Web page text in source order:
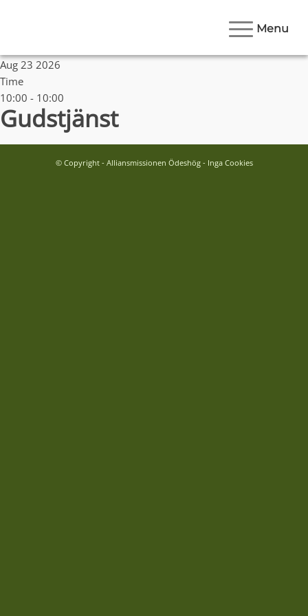
Menu
Aug 23 2026
Time
10:00 - 10:00
Gudstjänst
© Copyright - Alliansmissionen Ödeshög - Inga Cookies